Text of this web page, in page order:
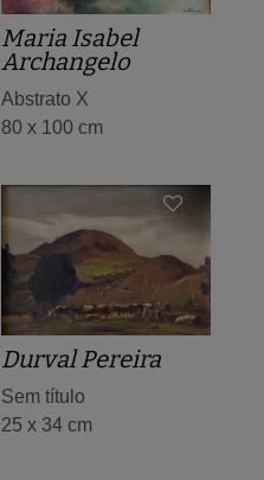
Maria Isabel
Archangelo
Abstrato X
80 x 100 cm
Durval Pereira
Sem título
25 x 34 cm